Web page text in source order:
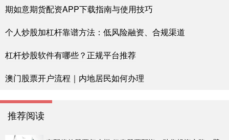
期如意期货配资APP下载指南与使用技巧
个人炒股加杠杆靠谱方法：低风险融资、合规渠道
杠杆炒股软件有哪些？正规平台推荐
澳门股票开户流程｜内地居民如何办理
推荐阅读